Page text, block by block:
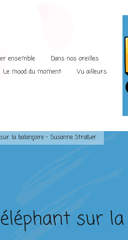
ensemble
Dans nos oreilles
Le mood du moment Vu ailleurs
la balançoire – Susanne Straßer
sur